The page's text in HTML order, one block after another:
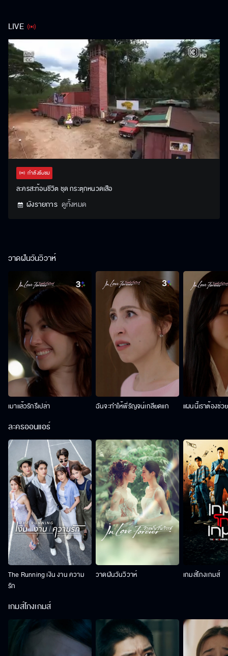
LIVE
Unmute Stream Settings
กำลังรับชม
ละครสะท้อนชีวิต ชุด กระตุกหนวดเสือ
ผังรายการ ดูทั้งหมด
วาดฝันวันวิวาห์
เมาแล้วรักรึเปล่า ฉันจะทำให้พี่รัญจน์เกลียดแก แผนนี้เราต้องช่ว
ละครออนแอร์
The Running เงิน งาน ความ
รัก
วาดฝันวันวิวาห์ เกมส์โกงเกมส์
เกมส์โกงเกมส์